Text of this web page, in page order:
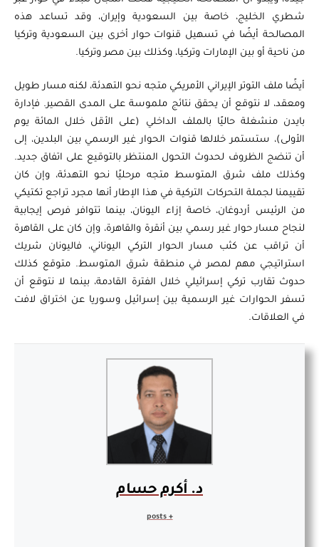
شطري الخليج، خاصة بين السعودية وإيران، وقد تساعد هذه
المصالحة أيضًا في تسهيل قنوات حوار أخرى بين السعودية وتركيا
من ناحية أو بين الإمارات وتركيا، وكذلك بين مصر وتركيا.
أيضًا ملف التوتر الإيراني الأمريكي متجه نحو التهدئة، لكنه مسار طويل
ومعقد، لا نتوقع أن يحقق نتائج ملموسة على المدى القصير. فإدارة
بايدن منشغلة حاليًا بالملف الداخلي (على الأقل خلال المائة يوم
الأولى)، ستستمر خلالها قنوات الحوار غير الرسمي بين البلدين، إلى
أن تنضج الظروف لحدوث التحول المنتظر بالتوقيع على اتفاق جديد.
وكذلك ملف شرق المتوسط متجه مرحليًا نحو التهدئة، وإن كان
تقييمنا لجملة التحركات التركية في هذا الإطار أنها مجرد تراجع تكتيكي
من الرئيس أردوغان، خاصة إزاء اليونان، بينما تتوافر فرص إيجابية
لنجاح مسار حوار غير رسمي بين أنقرة والقاهرة، وإن كان على القاهرة
أن تراقب عن كثب مسار الحوار التركي اليوناني، فاليونان شريك
استراتيجي مهم لمصر في منطقة شرق المتوسط. متوقع كذلك
حدوث تقارب تركي إسرائيلي خلال الفترة القادمة، بينما لا نتوقع أن
تسفر الحوارات غير الرسمية بين إسرائيل وسوريا عن اختراق لافت
في العلاقات.
د. أكرم حسام